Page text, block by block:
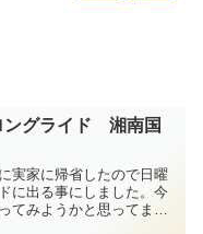
ングライド 湘南国
実家に帰省したので日曜
に出る事にしました。今
てみようかと思ってます